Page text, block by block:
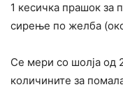
1 кесичка прашок за
сирење по желба
Се мери со шолја од
количините за